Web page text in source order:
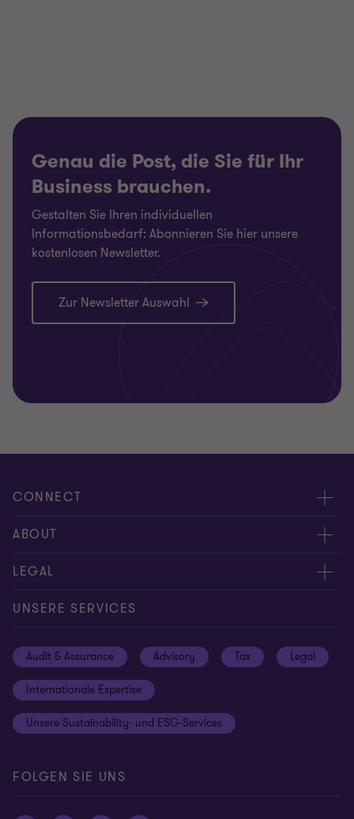
Genau die Post, die Sie für Ihr
Business brauchen.
Gestalten Sie Ihren individuellen
Informationsbedarf: Abonnieren Sie hier unsere
kostenlosen Newsletter.
Zur Newsletter Auswahl
CONNECT
Kontakt
Experten
Hinweisgebersystem
Login
ABOUT
Über uns
Karriere
Newsletter Anmeldung
LEGAL
Impressum
Informationspflichten DS-GVO
Rechtliche Hinweise
Cookie-Einstellungen
UNSERE SERVICES
Audit & Assurance Advisory Tax Legal
Internationale Expertise
Unsere Sustainability- und ESG-Services
FOLGEN SIE UNS